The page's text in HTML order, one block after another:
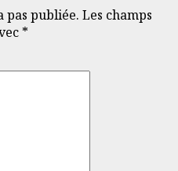
pas publiée. Les champs
*